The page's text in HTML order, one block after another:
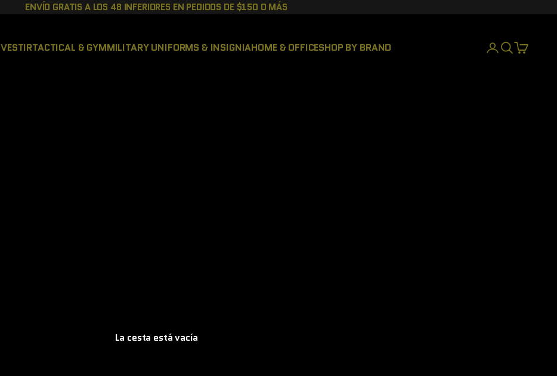
ENVÍO GRATIS A LOS 48 INFERIORES EN PEDIDOS DE $150 O MÁS
VESTIRTACTICAL & GYMMILITARY UNIFORMS & INSIGNIAHOME & OFFICESHOP BY BRAND INICIAR SESIÓN
BUSCAR
CESTA
La cesta está vacía